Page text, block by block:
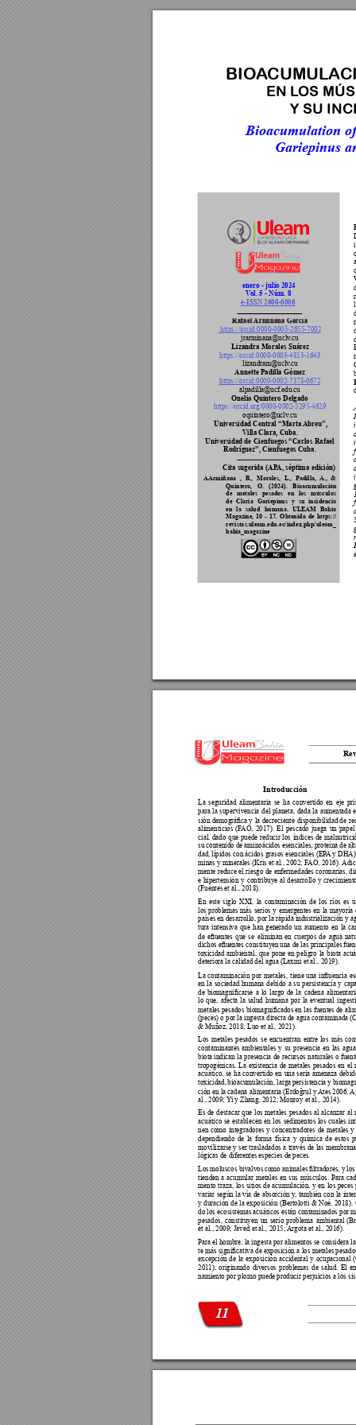
Rafael Armiñana García
https://orcid:0000-0003-2655-7002
jrarminana@uclv.cu
Lizandra Morales Suárez
https://orcid:0000-0003-4813-1643
lizandram@uclv.cu
Annette Padilla Gómez
https://orcid:0000-0002-7378-0672
alpadilla@ucf.edu.cu
Onelio Quintero Delgado
https://orcid.org/0000-0002-5295-4629
oquintero@uclv.cu
Universidad Central “Marta Abreu”,
V illa Clara, Cuba.
Universidad de Cienfuegos “Carlos Rafael
Rodríguez”, Cienfuegos Cuba.
AArmiñana , R., Morales, L., Padilla, A., &
Quintero, O. (2024). Bioacumulación
de metales pesados en los músculos
de Claria Gariepinus y su incidencia
en la salud humana. ULEAM Bahía
Magazine, 10 - 17. Obtenido de https://
revistas.uleam.edu.ec/index.php/uleam_
bahia_magazine
Cita sugerida (APA, séptima edición)
enero - julio 2024
Vol. 5 - Núm. 8
e-ISSN 2600-6006
BIOACUMUL A
EN LOS
Y SU
Bioacumulation
Gariepinus
11
Introducción
La seguridad alimentaria se ha convertido en eje
para la supervivencia del planeta, dada la aumentada
sión demográca y la decreciente disponibilidad de
alimenticios (FAO, 2017). El pescado juega un papel
cial, dado que puede reducir los índices de
su contenido de aminoácidos esenciales, proteína de
dad, lípidos con ácidos grasos esenciales (EPA y
minas y minerales (Kris et al., 2002; FAO, 2016).
mente reduce el riesgo de enfermedades coronarias,
e hipertensión y contribuye al desarrollo y
(Fuentes et al., 2018).
En este siglo XXI, la contaminación de los ríos es
los problemas más serios y emergentes en la
países en desarrollo, por la rápida industrialización y
tura intensiva que han generado un aumento en la
de euentes que se eliminan en cuerpos de agua
dichos euentes constituyen una de las principales
toxicidad ambiental, que pone en peligro la biota
deteriora la calidad del agua (Laxmi et al., 2019).
La contaminación por metales, tiene una inuencia
en la sociedad humana debido a su persistencia y
de biomagnicarse a lo largo de la cadena
lo que, afecta la salud humana por la eventual
metales pesados biomagnicados en las fuentes de
(peces) o por la ingesta directa de agua contaminada
& Muñoz, 2018; Luo et al., 2021).
Los metales pesados se encuentran entre los más
contaminantes ambientales y su presencia en las
biota indican la presencia de recursos naturales o
tropogénicas. La existencia de metales pesados en
acuático, se ha convertido en una seria amenaza
toxicidad, bioacumulación, larga persistencia y
ción en la cadena alimentaria (Erdoĝrul y Ates 2006,
al., 2009; Yi y Zhang, 2012; Monroy et al., 2014).
Es de destacar que los metales pesados al alcanzar
acuático se establecen en los sedimentos los cuales
nen como integradores y concentradores de metales
dependiendo de la forma física y química de estos
movilizarse y ser trasladados a través de las
lógicas de diferentes especies de peces.
Los moluscos bivalvos como animales ltradores, y los
tienden a acumular metales en sus músculos. Para
mento traza, los sitios de acumulación, y en los peces
variar según la vía de absorción y, también con la
y duración de la exposición (Bertolotti & Noé, 2018).
do los ecosistemas acuáticos están contaminados por
pesados, constituyen un serio problema ambiental
et al., 2009; Javed et al., 2015; Argota et al., 2016).
Para el hombre, la ingesta por alimentos se considera
te más signicativa de exposición a los metales
excepción de la exposición accidental y ocupacional
2011), originando diversos problemas de salud. El
namiento por plomo puede producir perjuicios a los